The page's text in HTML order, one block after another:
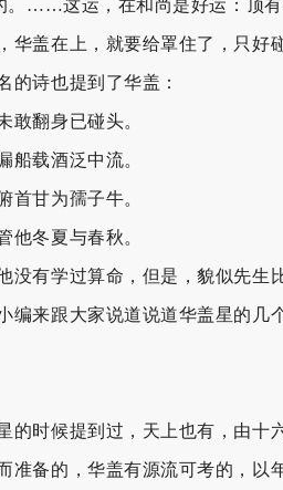
。……这运，在和尚是好运：顶
华盖在上，就要给罩住了，只好
的诗也提到了华盖：
敢翻身已碰头。
船载酒泛中流。
首甘为孺子牛。
他冬夏与春秋。
没有学过算命，但是，貌似先生
编来跟大家说道说道华盖星的几
的时候提到过，天上也有，由十
准备的，华盖有源流可考的，以